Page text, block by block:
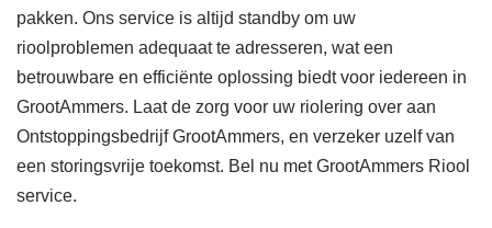
pakken. Ons service is altijd standby om uw
rioolproblemen adequaat te adresseren, wat een
betrouwbare en efficiënte oplossing biedt voor iedereen in
GrootAmmers. Laat de zorg voor uw riolering over aan
Ontstoppingsbedrijf GrootAmmers, en verzeker uzelf van
een storingsvrije toekomst. Bel nu met GrootAmmers Riool
service.